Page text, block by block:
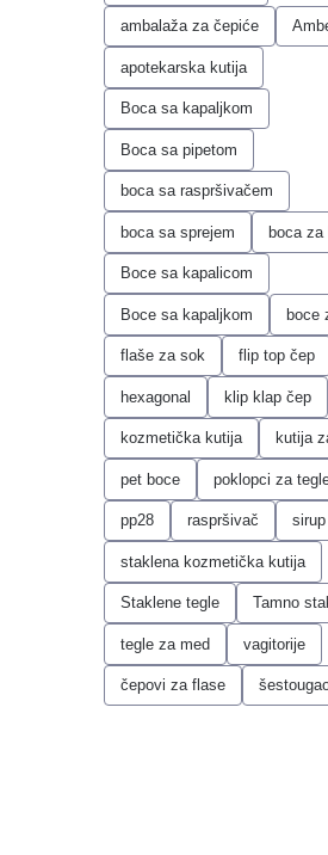
ambalaža za čepiće
apotekarska kutija
Boca sa kapaljkom
Boca sa pipetom
boca sa raspršivačem
boca sa sprejem boca
Boce sa kapalicom
Boce sa kapaljkom boce
flaše za sok flip top čep
hexagonal klip klap čep
kozmetička kutija kutija
pet boce poklopci za
pp28 raspršivač
staklena kozmetička kutija
Staklene tegle Tamno
tegle za med vagitorije
čepovi za flase